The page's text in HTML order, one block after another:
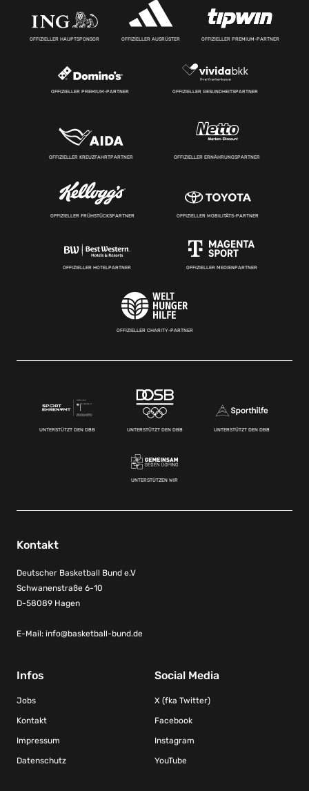
OFFIZIELLER HAUPTSPONSOR OFFIZIELLER AUSRÜSTER OFFIZIELLER PREMIUM-PARTNER
OFFIZIELLER PREMIUM-PARTNER OFFIZIELLER GESUNDHEITSPARTNER
OFFIZIELLER KREUZFAHRTPARTNER OFFIZIELLER ERNÄHRUNGSPARTNER
OFFIZIELLER FRÜHSTÜCKSPARTNER OFFIZIELLER MOBILITÄTS-PARTNER
OFFIZIELLER HOTELPARTNER OFFIZIELLER MEDIENPARTNER
OFFIZIELLER CHARITY-PARTNER
UNTERSTÜTZT DEN DBB UNTERSTÜTZT DEN DBB UNTERSTÜTZT DEN DBB
UNTERSTÜTZEN WIR
Kontakt
Deutscher Basketball Bund e.V
Schwanenstraße 6-10
D-58089 Hagen
E-Mail: info@basketball-bund.de
Infos
Jobs
Kontakt
Impressum
Datenschutz
Social Media
X (fka Twitter)
Facebook
Instagram
YouTube